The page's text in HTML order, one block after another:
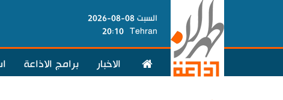
السبت 08-08-2026
Tehran
20:10
الاخبار برامج الاذاعة